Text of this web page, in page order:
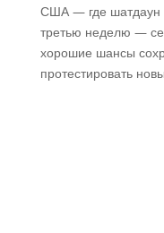
США — где шатдаун
третью неделю —
хорошие шансы
протестировать